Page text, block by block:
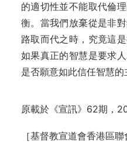
的適切性並不能取代倫
衡。當我們放棄從是非
路取而代之時，究竟這
如果真正的智慧是要求
是否願意如此信任智慧的
原載於《宣訊》62期，
［基督教宣道會香港區聯